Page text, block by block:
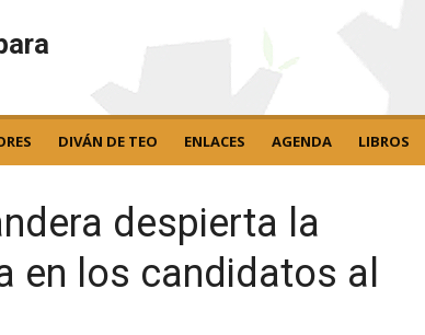
DIVÁN DE TEO ENLACES AGENDA LIBROS
despierta la
en los candidatos al